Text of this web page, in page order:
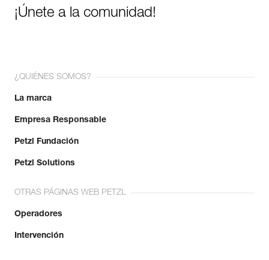
¡Únete a la comunidad!
¿QUIÉNES SOMOS?
La marca
Empresa Responsable
Petzl Fundación
Petzl Solutions
OTRAS PÁGINAS WEB PETZL
Operadores
Intervención